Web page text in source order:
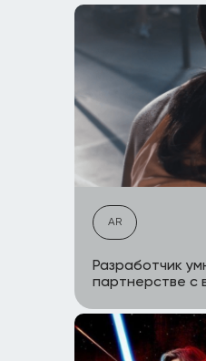
AR
Разработчик
партнерстве с